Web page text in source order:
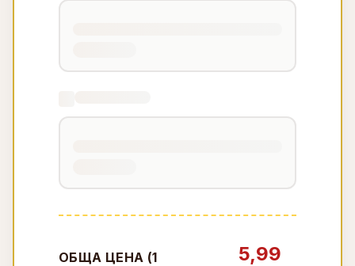
ОБЩА ЦЕНА (1
5,99